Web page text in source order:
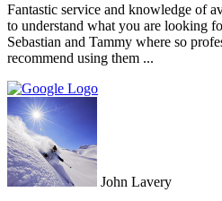
Fantastic service and knowledge of
to understand what you are looking
Sebastian and Tammy where so
recommend using them ...
John Lavery